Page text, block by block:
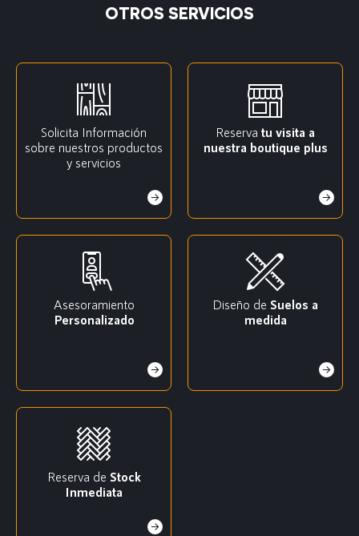
OTROS SERVICIOS
Solicita Información
sobre nuestros productos
y servicios
Reserva tu visita a
nuestra boutique plus
Asesoramiento
Personalizado
Diseño de Suelos a
medida
Reserva de Stock
Inmediata